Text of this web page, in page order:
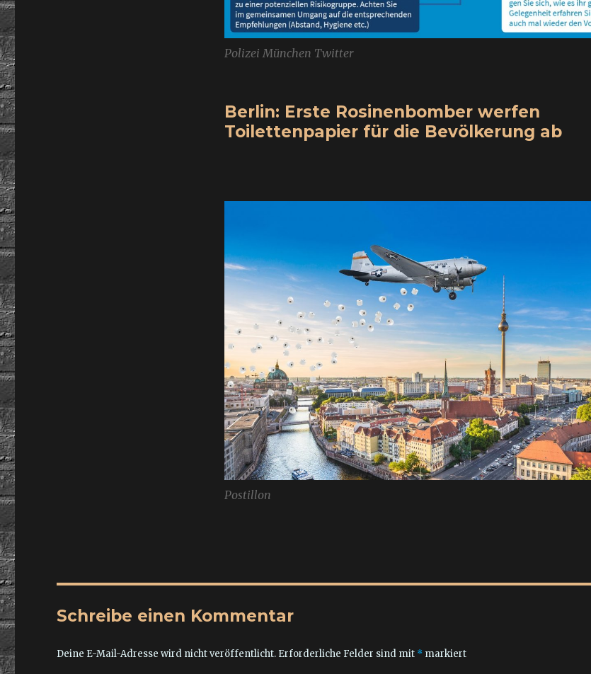
Polizei München Twitter
Berlin: Erste Rosinenbomber werfen
Toilettenpapier für die Bevölkerung ab
Postillon
Schreibe einen Kommentar
Deine E-Mail-Adresse wird nicht veröffentlicht. Erforderliche Felder sind mit * markiert